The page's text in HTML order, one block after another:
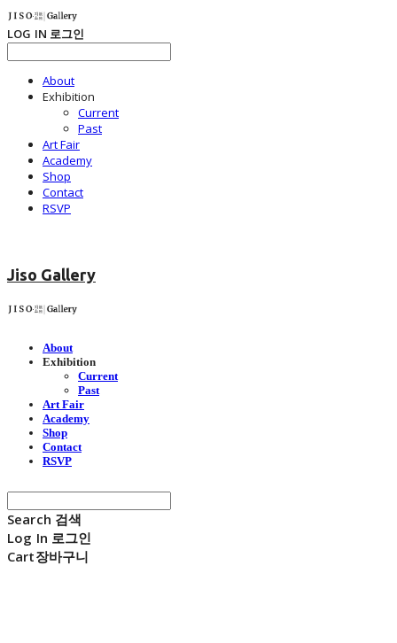
LOG IN 로그인
About
Exhibition
Current
Past
Art Fair
Academy
Shop
Contact
RSVP
Jiso Gallery
About
Exhibition
Current
Past
Art Fair
Academy
Shop
Contact
RSVP
Search 검색
Log In 로그인
Cart장바구니